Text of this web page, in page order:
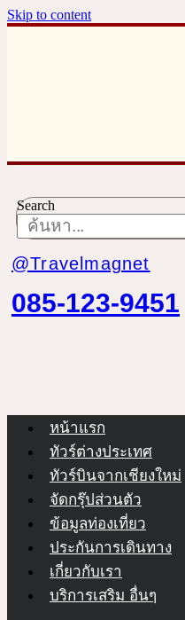
Skip to content
Search
@Travelmagnet
085-123-9451
หน้าแรก
ทัวร์ต่างประเทศ
ทัวร์บินจากเชียงใหม่
จัดกรุ๊ปส่วนตัว
ข้อมูลท่องเที่ยว
ประกันการเดินทาง
เกี่ยวกับเรา
บริการเสริม อื่นๆ